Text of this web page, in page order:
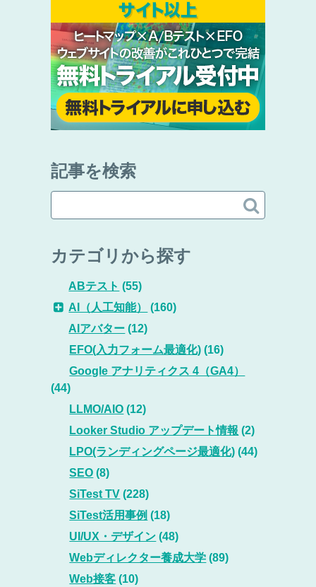
記事を検索

カテゴリから探す
ABテスト (55)
AI（人工知能）
(160)
AIアバター (12)
EFO(入力フォーム最適化) (16)
Google アナリティクス 4（GA4）
(44)
LLMO/AIO (12)
Looker Studio アップデート情報 (2)
LPO(ランディングページ最適化) (44)
SEO (8)
SiTest TV (228)
SiTest活用事例 (18)
UI/UX・デザイン (48)
Webディレクター養成大学 (89)
Web接客 (10)